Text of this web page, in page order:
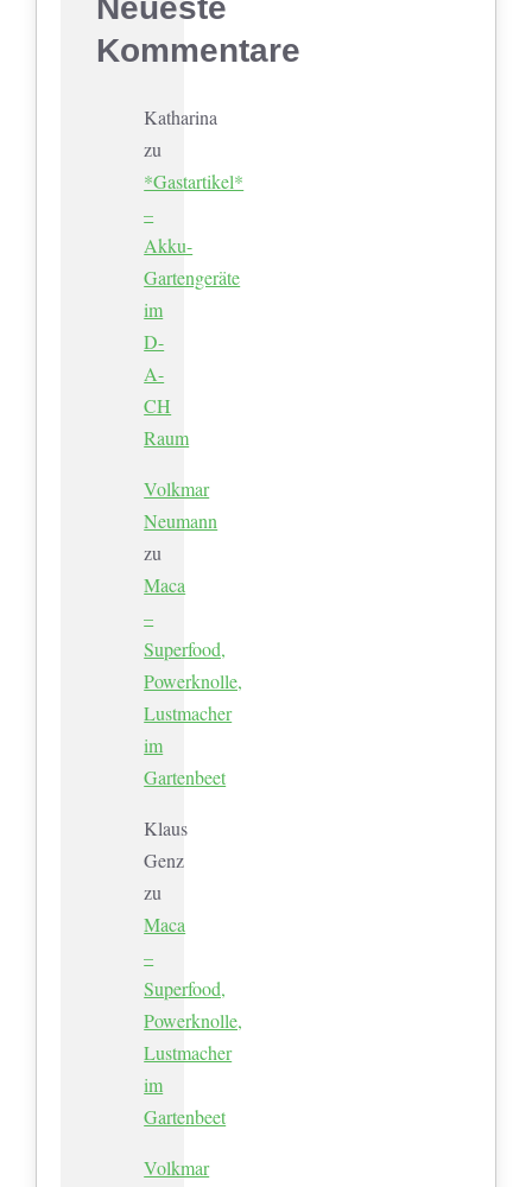
Neueste
Kommentare
Katharina
zu
*Gastartikel*
–
Akku-
Gartengeräte
im
D-
A-
CH
Raum
Volkmar
Neumann
zu
Maca
–
Superfood,
Powerknolle,
Lustmacher
im
Gartenbeet
Klaus
Genz
zu
Maca
–
Superfood,
Powerknolle,
Lustmacher
im
Gartenbeet
Volkmar